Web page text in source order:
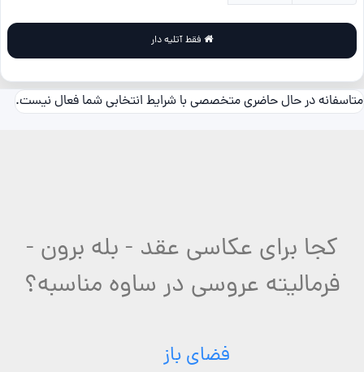
متاسفانه در حال حاضری متخصصی با شرایط انتخابی شما فعال نیست.
کجا برای عکاسی عقد - بله برون -
فرمالیته عروسی در ساوه مناسبه؟
فضای باز